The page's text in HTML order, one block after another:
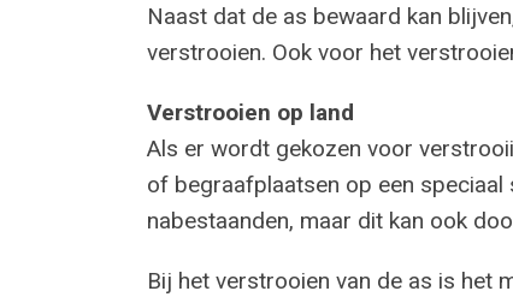
Naast dat de as bewaard kan
verstrooien. Ook voor het
Verstrooien op land
Als er wordt gekozen voor
of begraafplaatsen op een
nabestaanden, maar dit kan ook
Bij het verstrooien van de as is het